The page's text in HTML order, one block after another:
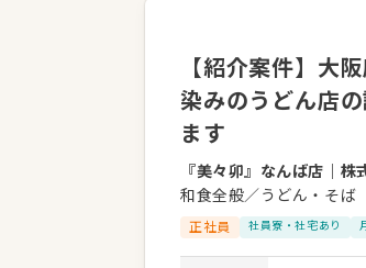
【紹介案件】大
染みのうどん店
ます
『美々卯』なんば店
株
和食全般／うどん・そば
正社員 社員寮・社宅あり